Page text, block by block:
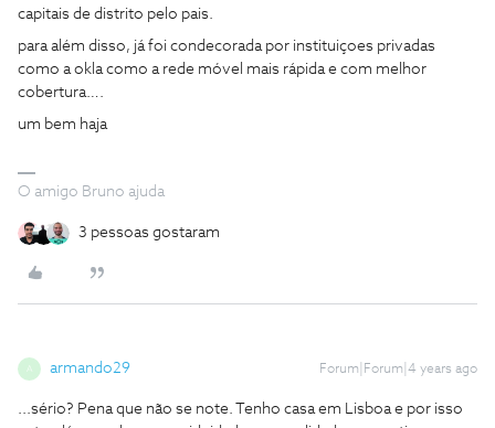
capitais de distrito pelo pais.
para além disso, já foi condecorada por instituiçoes privadas
como a okla como a rede móvel mais rápida e com melhor
cobertura….
um bem haja
O amigo Bruno ajuda
3 pessoas gostaram
A armando29 Forum|Forum|4 years ago
...sério? Pena que não se note. Tenho casa em Lisboa e por isso